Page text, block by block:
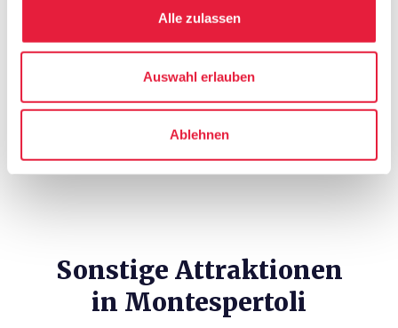
Alle zulassen
Auswahl erlauben
Ablehnen
Karten und Reiseführer
Sonstige Attraktionen
in Montespertoli